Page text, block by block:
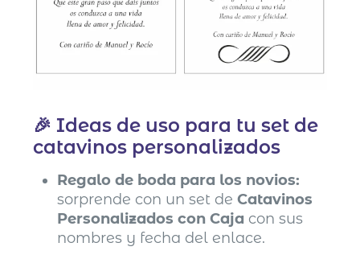
🎉 Ideas de uso para tu set de
catavinos personalizados
Regalo de boda para los novios:
sorprende con un set deCatavinos
Personalizados con Caja con sus
nombres y fecha del enlace.